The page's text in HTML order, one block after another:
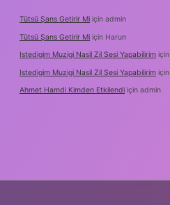
Tütsü Şans Getirir Mi için admin
Tütsü Şans Getirir Mi için Harun
Istedigim Muzigi Nasil Zil Sesi Yapabilirim için
Istedigim Muzigi Nasil Zil Sesi Yapabilirim için
Ahmet Hamdi Kimden Etkilendi için admin